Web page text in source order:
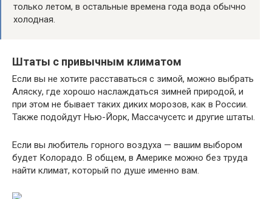
только летом, в остальные времена года вода обычно
холодная.
Штаты с привычным климатом
Если вы не хотите расставаться с зимой, можно выбрать
Аляску, где хорошо наслаждаться зимней природой, и
при этом не бывает таких диких морозов, как в России.
Также подойдут Нью-Йорк, Массачусетс и другие штаты.
Если вы любитель горного воздуха — вашим выбором
будет Колорадо. В общем, в Америке можно без труда
найти климат, который по душе именно вам.